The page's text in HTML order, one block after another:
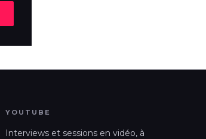
YOUTUBE
Interviews et sessions en vidéo, à